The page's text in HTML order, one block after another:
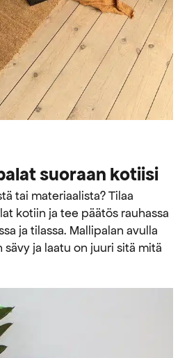
suoraan kotiisi
tai materiaalista? Tilaa
kotiin ja tee päätös rauhassa
ja tilassa. Mallipalan avulla
ja laatu on juuri sitä mitä